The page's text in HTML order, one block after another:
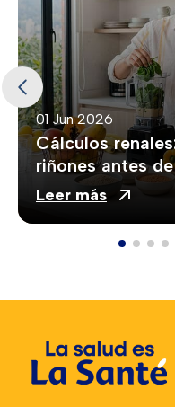
01 Jun 2026
Cálculos
riñones antes
Leer más